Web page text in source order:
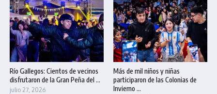
Río Gallegos: Cientos de vecinos
disfrutaron de la Gran Peña del ...
julio 27, 2026
Más de mil niños y niñas
participaron de las Colonias de
Invierno ...